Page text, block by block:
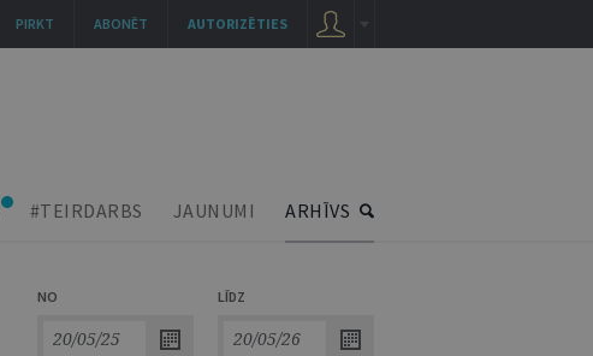
#TEIRDARBS JAUNUMI ARHĪVS
NO LĪDZ
AUTORIZĒTIES
ABONĒT
PIRKT